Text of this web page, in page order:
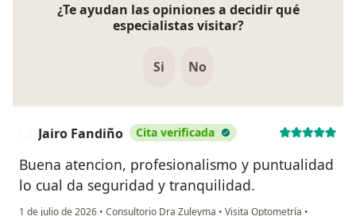
¿Te ayudan las opiniones a decidir qué
especialistas visitar?
Si No
Jairo Fandiño Cita verificada
Buena atencion, profesionalismo y puntualidad
lo cual da seguridad y tranquilidad.
1 de julio de 2026 • Consultorio Dra Zuleyma • Visita Optometría •